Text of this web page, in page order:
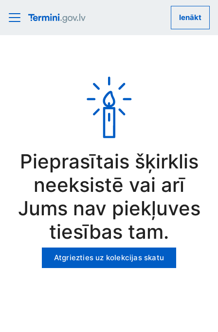
Ienākt
Pieprasītais šķirklis
neeksistē vai arī
Jums nav piekļuves
tiesības tam.
Atgriezties uz kolekcijas skatu